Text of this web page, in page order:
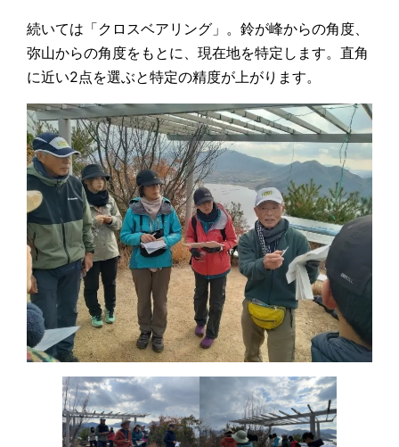
続いては「クロスベアリング」。鈴が峰からの角度、
弥山からの角度をもとに、現在地を特定します。直角
に近い2点を選ぶと特定の精度が上がります。